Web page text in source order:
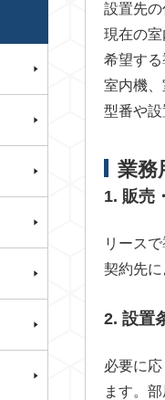
設置先
現在の
希望す
室内機
型番や
業務
1. 販売
リース
契約先
2. 設置
必要に
ます。